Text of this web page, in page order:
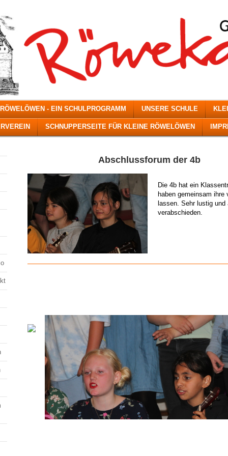
- EIN SCHULPROGRAMM UNSERE SCHULE
SCHNUPPERSEITE FÜR KLEINE RÖWELÖWEN
Abschlussforum der 4b
Die 4b hat ein
haben gemeinsam
lassen. Sehr lustig
verabschieden.